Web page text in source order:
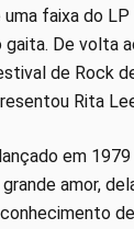
faixa do LP
De volta
de Rock
Rita
em
amor,